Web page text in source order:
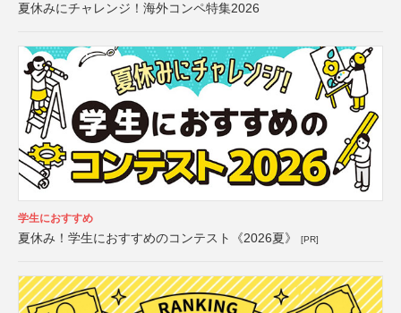
夏休みにチャレンジ！海外コンペ特集2026
学生におすすめ
夏休み！学生におすすめのコンテスト《2026夏》 [PR]